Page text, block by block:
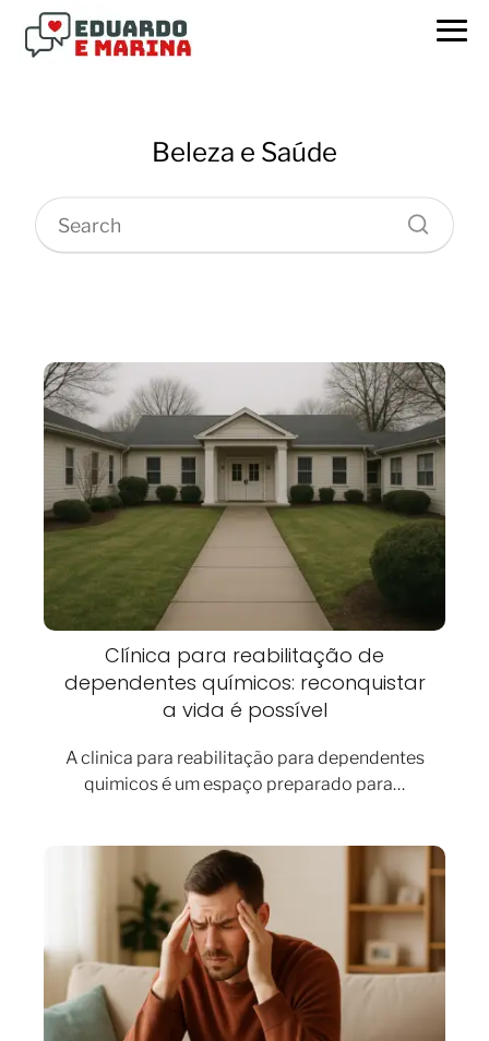
Beleza e Saúde
Clínica para reabilitação de
dependentes químicos: reconquistar
a vida é possível
A clinica para reabilitação para dependentes
quimicos é um espaço preparado para…